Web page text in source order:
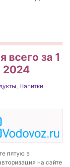
всего за 1
2024
, Напитки
пятую в
на сайте